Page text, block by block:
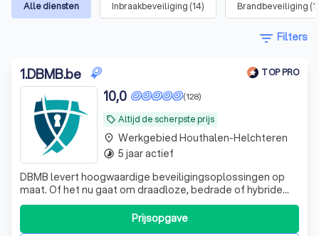
Alle diensten Inbraakbeveiliging (14) Brandbeveiliging (
filter_list Filters
1.DBMB.be TOP PRO
local_offer Altijd de scherpste prijs
(128)
10,0
DBMB levert hoogwaardige beveiligingsoplossingen op
maat. Of het nu gaat om draadloze, bedrade of hybride
alarmsystemen, wij zorgen voor een veilige en
betrouwbare installatie, aangepast aan uw specifieke
wensen en situatie. Kies voor kwaliteit en expertise.
Prijsopgave
place Werkgebied Houthalen-Helchteren
timelapse 5 jaar actief